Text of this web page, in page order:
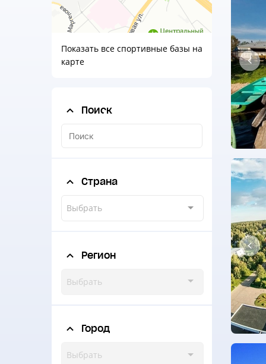
Показать все спортивные базы на
карте
Поиск
Страна
Выбрать
Регион
Выбрать
Город
Выбрать